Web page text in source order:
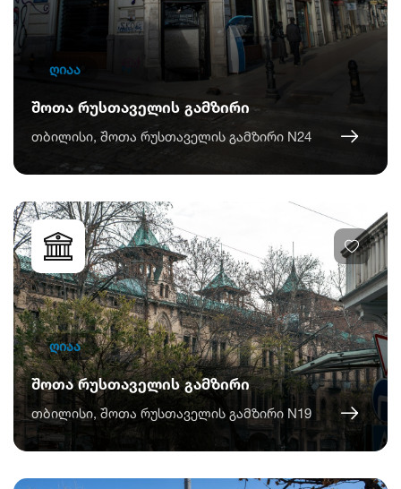
ღიაა
შოთა რუსთაველის გამზირი
თბილისი, შოთა რუსთაველის გამზირი N24
ღიაა
შოთა რუსთაველის გამზირი
თბილისი, შოთა რუსთაველის გამზირი N19